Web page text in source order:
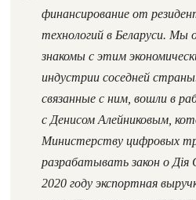
финансирование от
технологий в Беларуси. Мы
знакомы с этим
индустрии соседней
связанные с ним, вошли в
с Денисом Алейниковым,
Министерству цифровых
разрабатывать закон о Дія
2020 году экспортная